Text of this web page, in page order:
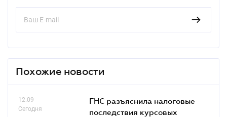
Похожие новости
12.09
Сегодня
ГНС разъяснила налоговые
последствия курсовых